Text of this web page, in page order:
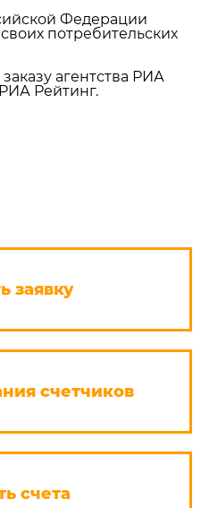
Федерации
потребительских
агентства РИА
Рейтинг.
заявку
счетчиков
счета